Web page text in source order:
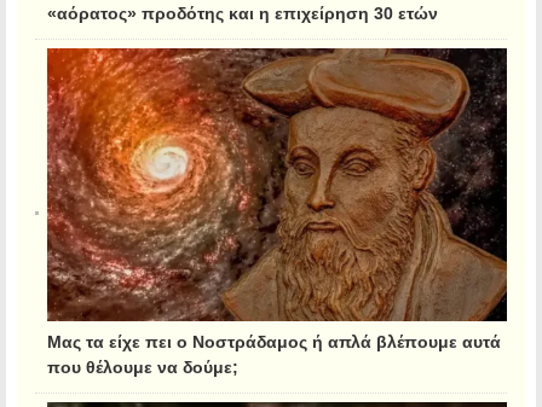
«αόρατος» προδότης και η επιχείρηση 30 ετών
Μας τα είχε πει ο Νοστράδαμος ή απλά βλέπουμε αυτά
που θέλουμε να δούμε;